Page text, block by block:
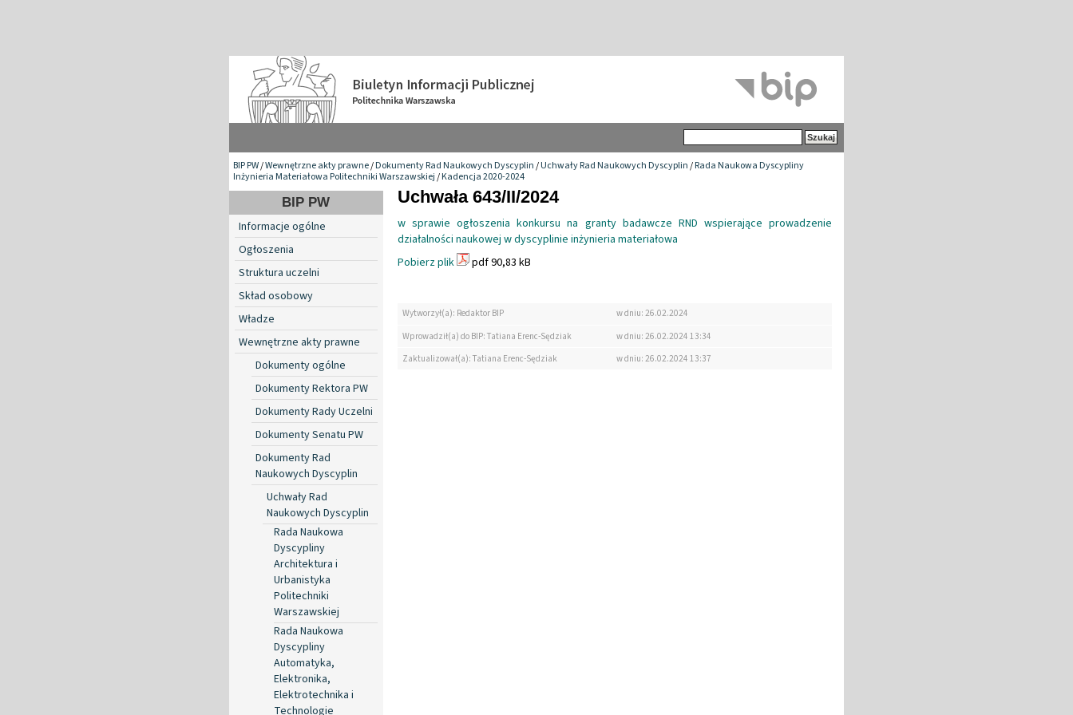
BIP PW/Wewnętrzne akty prawne/Dokumenty Rad Naukowych Dyscyplin/Uchwały Rad Naukowych Dyscyplin/Rada Naukowa Dyscypliny
Inżynieria Materiałowa Politechniki Warszawskiej/Kadencja 2020-2024
BIP PW
Informacje ogólne
Ogłoszenia
Struktura uczelni
Skład osobowy
Władze
Wewnętrzne akty prawne
Dokumenty ogólne
Dokumenty Rektora PW
Dokumenty Rady Uczelni
Dokumenty Senatu PW
Dokumenty Rad
Naukowych Dyscyplin
Uchwały Rad
Naukowych Dyscyplin
Rada Naukowa
Dyscypliny
Architektura i
Urbanistyka
Politechniki
Warszawskiej
Rada Naukowa
Dyscypliny
Automatyka,
Elektronika,
Elektrotechnika i
Technologie
Uchwała 643/II/2024
w sprawie ogłoszenia konkursu na granty badawcze RND wspierające prowadzenie
działalności naukowej w dyscyplinie inżynieria materiałowa
Pobierz plik
pdf 90,83 kB
Wytworzył(a): Redaktor BIP
w dniu: 26.02.2024
Wprowadził(a) do BIP: Tatiana Erenc-Sędziak
w dniu: 26.02.2024 13:34
Zaktualizował(a): Tatiana Erenc-Sędziak
w dniu: 26.02.2024 13:37